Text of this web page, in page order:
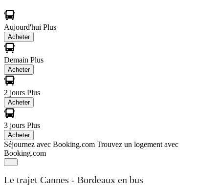
Aujourd'hui Plus
Acheter
Demain Plus
Acheter
2 jours Plus
Acheter
3 jours Plus
Acheter
Séjournez avec Booking.com Trouvez un logement avec
Booking.com
Le trajet Cannes - Bordeaux en bus